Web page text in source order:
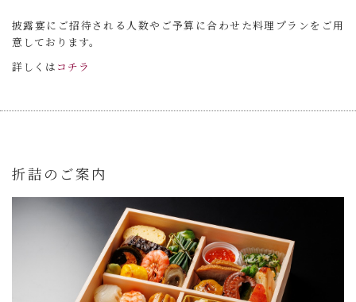
披露宴にご招待される人数やご予算に合わせた料理プランをご用
意しております。
詳しくは コチラ
折詰のご案内